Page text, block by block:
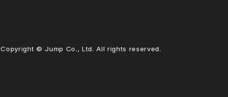
Copyright © Jump Co., Ltd. All rights reserved.